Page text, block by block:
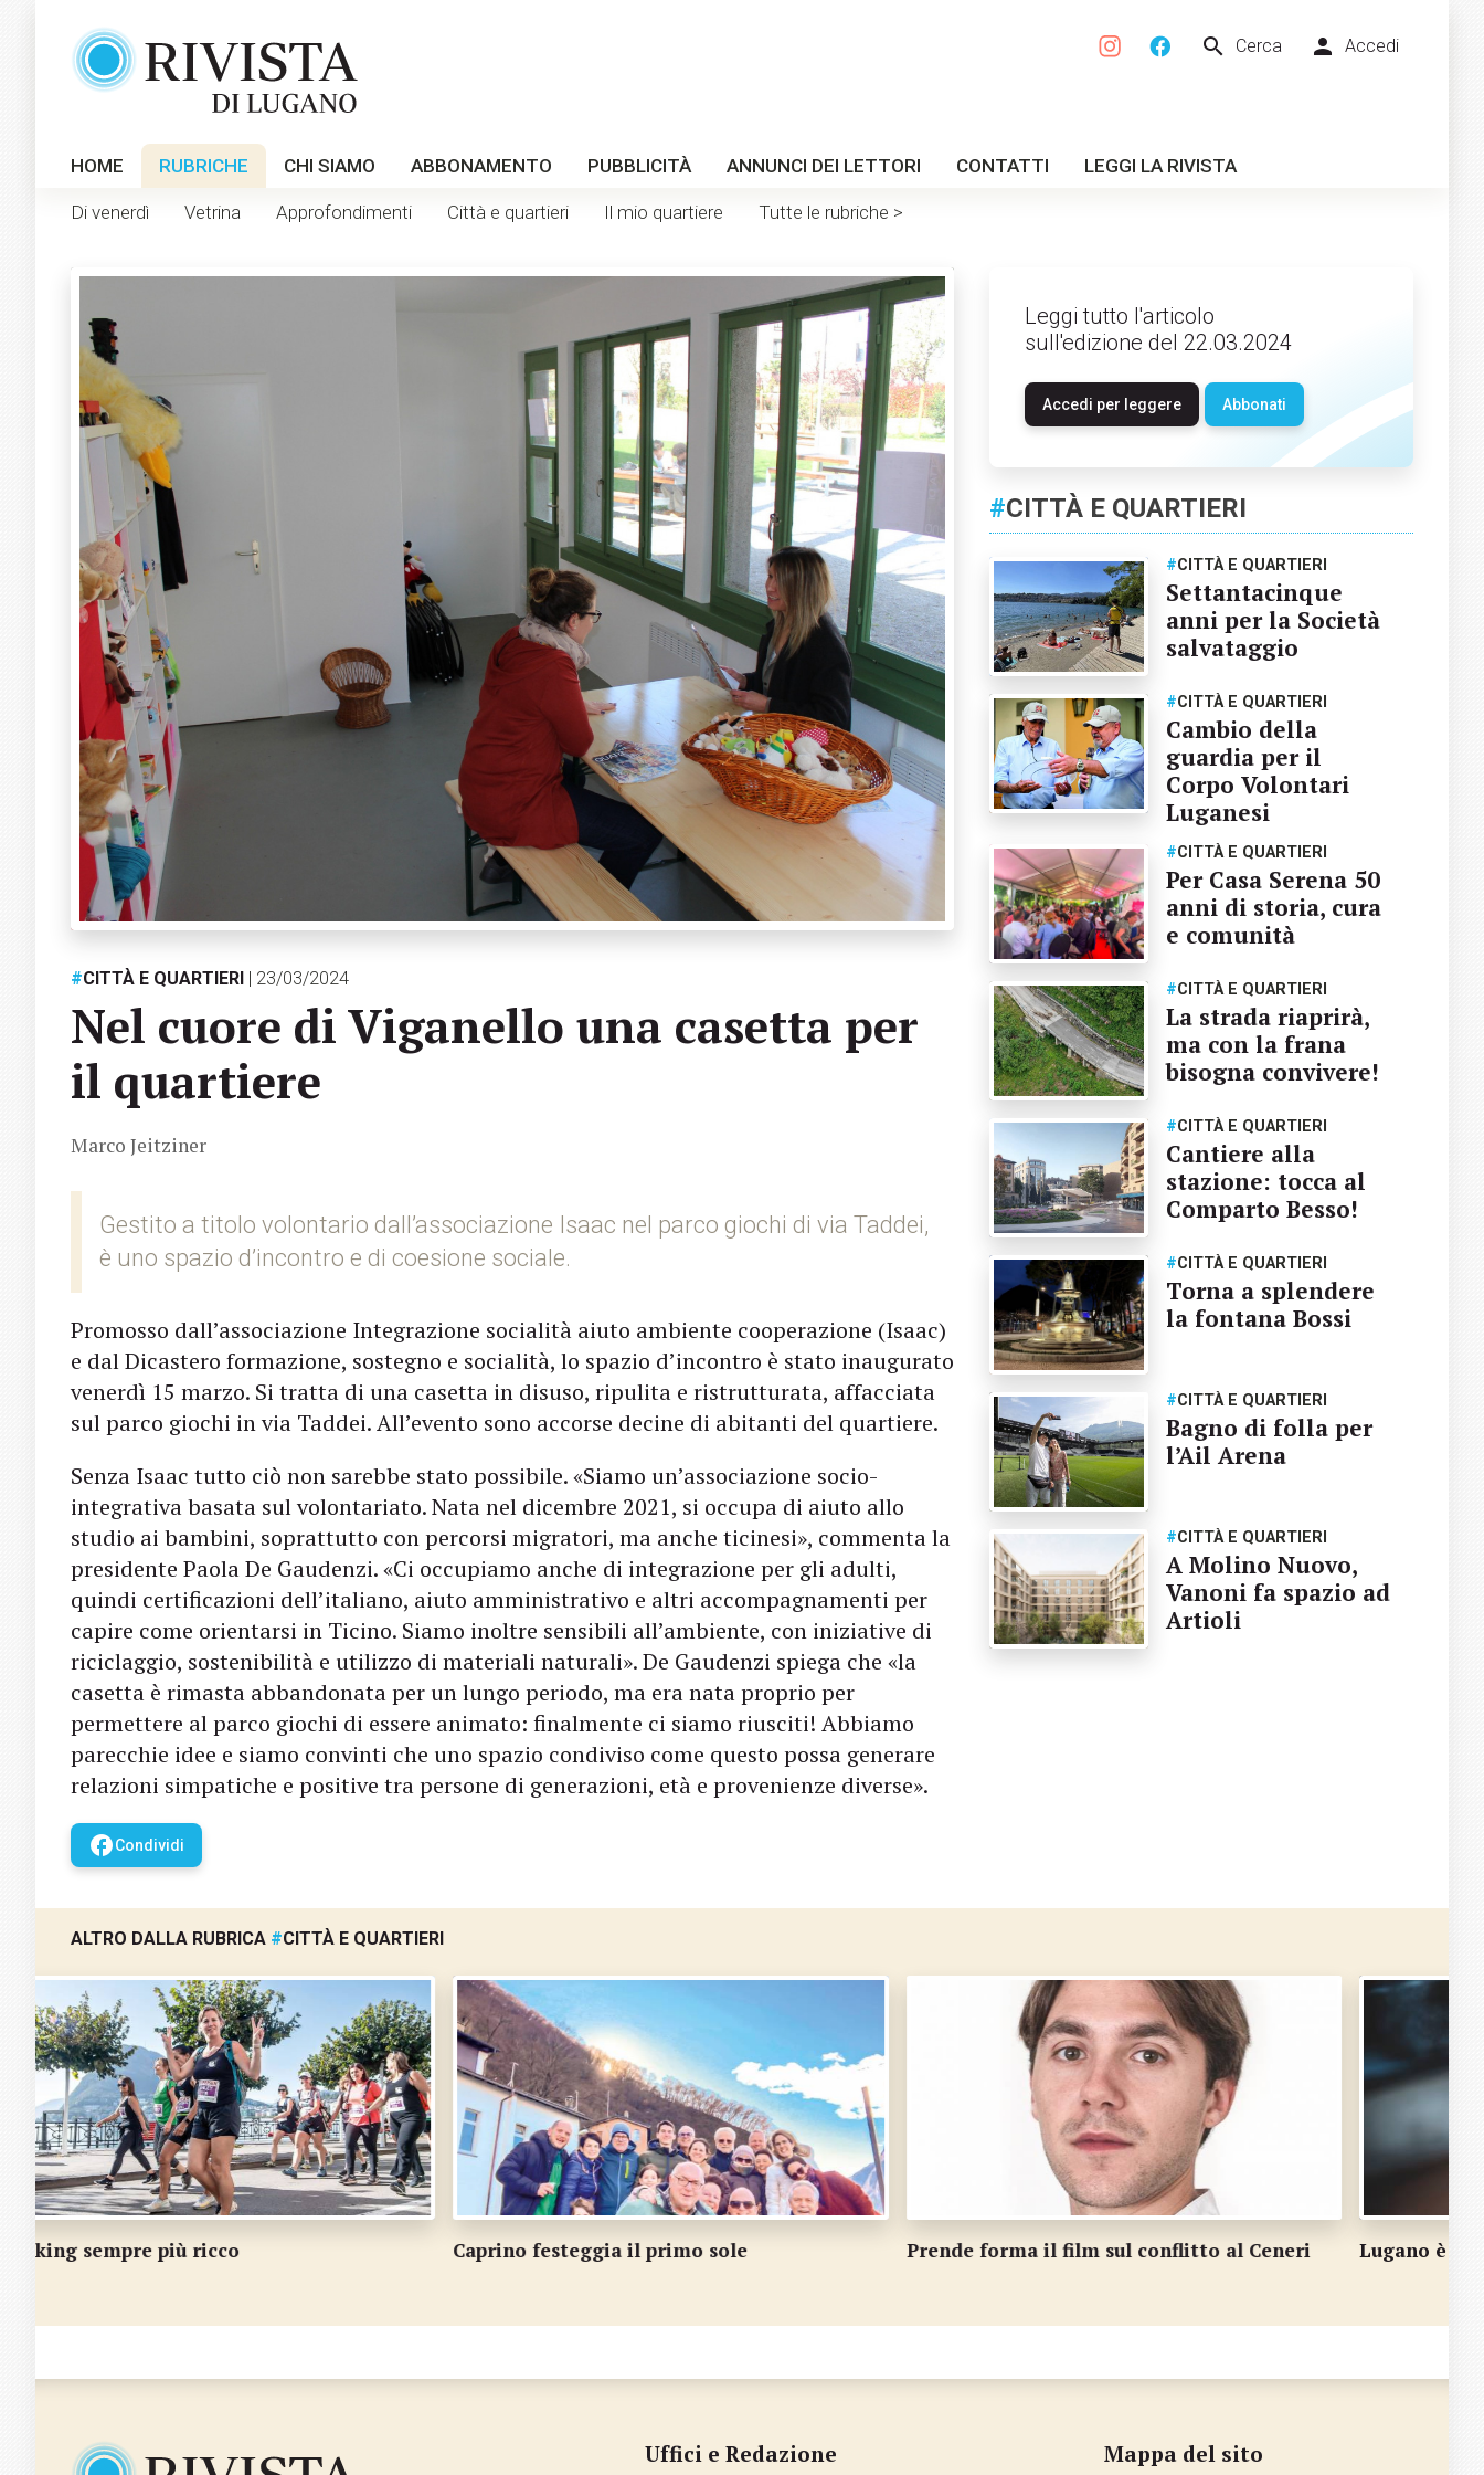
search Cerca person Accedi
HOME RUBRICHE CHI SIAMO ABBONAMENTO PUBBLICITÀ ANNUNCI DEI LETTORI CONTATTI LEGGI LA RIVISTA
Di venerdì Vetrina Approfondimenti Città e quartieri Il mio quartiere Tutte le rubriche >
#CITTÀ E QUARTIERI | 23/03/2024
Nel cuore di Viganello una casetta per
il quartiere
Marco Jeitziner
Gestito a titolo volontario dall’associazione Isaac nel parco giochi di via Taddei,
è uno spazio d’incontro e di coesione sociale.
Promosso dall’associazione Integrazione socialità aiuto ambiente cooperazione (Isaac)
e dal Dicastero formazione, sostegno e socialità, lo spazio d’incontro è stato inaugurato
venerdì 15 marzo. Si tratta di una casetta in disuso, ripulita e ristrutturata, affacciata
sul parco giochi in via Taddei. All’evento sono accorse decine di abitanti del quartiere.
Senza Isaac tutto ciò non sarebbe stato possibile. «Siamo un’associazione socio-
integrativa basata sul volontariato. Nata nel dicembre 2021, si occupa di aiuto allo
studio ai bambini, soprattutto con percorsi migratori, ma anche ticinesi», commenta la
presidente Paola De Gaudenzi. «Ci occupiamo anche di integrazione per gli adulti,
quindi certificazioni dell’italiano, aiuto amministrativo e altri accompagnamenti per
capire come orientarsi in Ticino. Siamo inoltre sensibili all’ambiente, con iniziative di
riciclaggio, sostenibilità e utilizzo di materiali naturali». De Gaudenzi spiega che «la
casetta è rimasta abbandonata per un lungo periodo, ma era nata proprio per
permettere al parco giochi di essere animato: finalmente ci siamo riusciti! Abbiamo
parecchie idee e siamo convinti che uno spazio condiviso come questo possa generare
relazioni simpatiche e positive tra persone di generazioni, età e provenienze diverse».
facebookCondividi
Leggi tutto l'articolo
sull'edizione del 22.03.2024
Accedi per leggere Abbonati
#CITTÀ E QUARTIERI
#CITTÀ E QUARTIERI
Settantacinque
anni per la Società
salvataggio
#CITTÀ E QUARTIERI
Cambio della
guardia per il
Corpo Volontari
Luganesi
#CITTÀ E QUARTIERI
Per Casa Serena 50
anni di storia, cura
e comunità
#CITTÀ E QUARTIERI
La strada riaprirà,
ma con la frana
bisogna convivere!
#CITTÀ E QUARTIERI
Cantiere alla
stazione: tocca al
Comparto Besso!
#CITTÀ E QUARTIERI
Torna a splendere
la fontana Bossi
#CITTÀ E QUARTIERI
Bagno di folla per
l’Ail Arena
#CITTÀ E QUARTIERI
A Molino Nuovo,
Vanoni fa spazio ad
Artioli
ALTRO DALLA RUBRICA #CITTÀ E QUARTIERI
Caprino festeggia il primo sole Prende forma il film sul conflitto al Ceneri Lugano è ancora la più sicura, ma…
Uffici e Redazione Mappa del sito